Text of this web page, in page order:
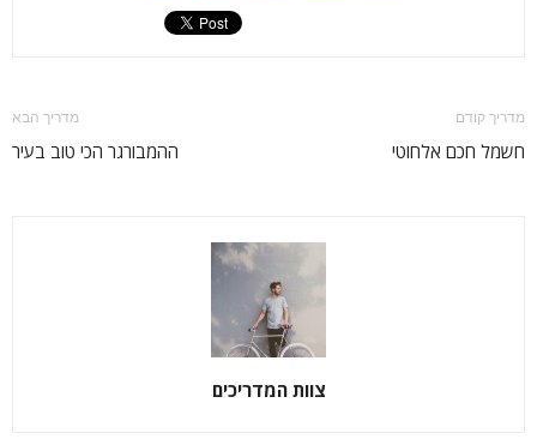
מדריך קודם
חשמל חכם אלחוטי
מדריך הבא
ההמבורגר הכי טוב בעיר
צוות המדריכים